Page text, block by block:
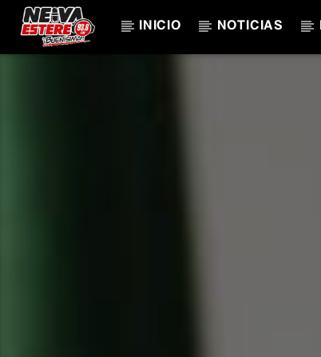
INICIO NOTICIAS